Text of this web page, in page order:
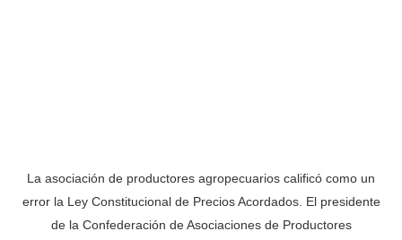
La asociación de productores agropecuarios calificó como un
error la Ley Constitucional de Precios Acordados. El presidente
de la Confederación de Asociaciones de Productores